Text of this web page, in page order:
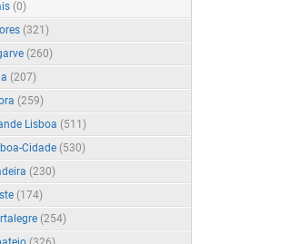
(0)
(321)
(260)
(207)
(259)
Lisboa (511)
Cidade (530)
(230)
(174)
(254)